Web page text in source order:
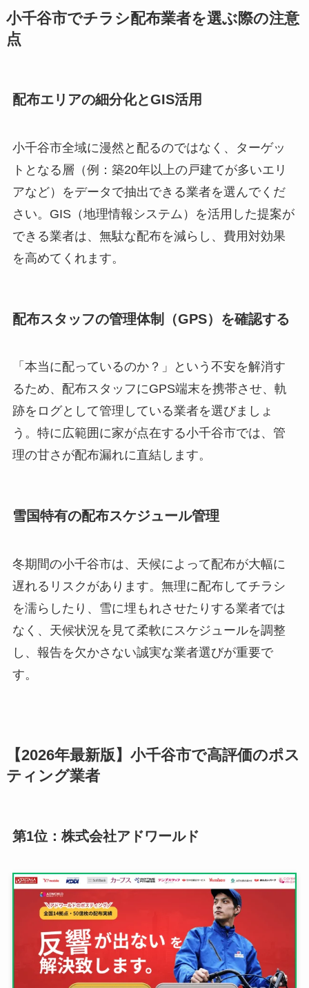
小千谷市でチラシ配布業者を選ぶ際の注意
点
配布エリアの細分化とGIS活用
小千谷市全域に漫然と配るのではなく、ターゲッ
トとなる層（例：築20年以上の戸建てが多いエリ
アなど）をデータで抽出できる業者を選んでくだ
さい。GIS（地理情報システム）を活用した提案が
できる業者は、無駄な配布を減らし、費用対効果
を高めてくれます。
配布スタッフの管理体制（GPS）を確認する
「本当に配っているのか？」という不安を解消す
るため、配布スタッフにGPS端末を携帯させ、軌
跡をログとして管理している業者を選びましょ
う。特に広範囲に家が点在する小千谷市では、管
理の甘さが配布漏れに直結します。
雪国特有の配布スケジュール管理
冬期間の小千谷市は、天候によって配布が大幅に
遅れるリスクがあります。無理に配布してチラシ
を濡らしたり、雪に埋もれさせたりする業者では
なく、天候状況を見て柔軟にスケジュールを調整
し、報告を欠かさない誠実な業者選びが重要で
す。
【2026年最新版】小千谷市で高評価のポス
ティング業者
第1位：株式会社アドワールド